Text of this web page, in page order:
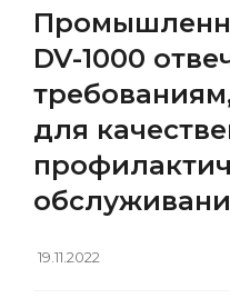
DV-1000
для
19.11.2022